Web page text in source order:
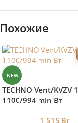
Похожие
NEW
TECHNO Vent/KVZV
1100/994 min Вт
1 515 Br